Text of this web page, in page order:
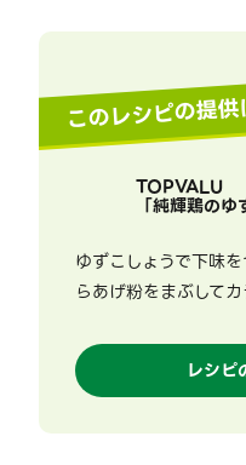
このレシピの提供
TOPVALU
「純輝鶏のゆ
ゆずこしょうで下味
らあげ粉をまぶして
レシピ